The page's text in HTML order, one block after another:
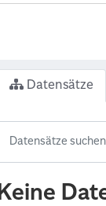
Datensätze
Keine